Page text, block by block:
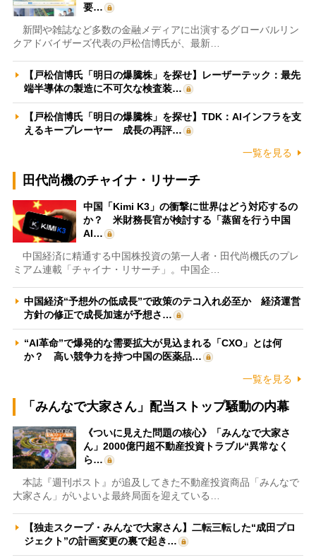
要…
新聞や雑誌など多数の金融メディアに出演するグローバルリン
クアドバイザーズ代表の戸松信博氏が、最新…
【戸松信博氏「明日の爆騰株」を探せ】レーザーテック：最先
端半導体の製造に不可欠な検査装…
【戸松信博氏「明日の爆騰株」を探せ】TDK：AIインフラを支
えるキープレーヤー 成長の再評…
一覧を見る
田代尚機のチャイナ・リサーチ
中国「Kimi K3」の衝撃に世界はどう対応するの
か？ 米財務長官が検討する「蒸留を行う中国
AI…
中国経済に精通する中国株投資の第一人者・田代尚機氏のプレ
ミアム連載「チャイナ・リサーチ」。中国企…
中国経済“予想外の低成長”で政策のテコ入れ必至か 経済運営
方針の修正で成長加速が予想さ…
“AI革命”で爆発的な需要拡大が見込まれる「CXO」とは何
か？ 高い競争力を持つ中国の医薬品…
一覧を見る
「みんなで大家さん」配当ストップ騒動の内幕
《ついに見えた問題の核心》「みんなで大家さ
ん」2000億円超不動産投資トラブル“異常なく
ら…
本誌『週刊ポスト』が追及してきた不動産投資商品「みんなで
大家さん」がいよいよ最終局面を迎えている…
【独走スクープ・みんなで大家さん】二転三転した“成田プロ
ジェクト”の計画変更の裏で起き…